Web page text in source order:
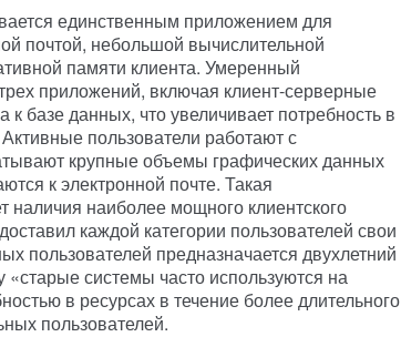
единственным приложением для
почтой, небольшой вычислительной
памяти клиента. Умеренный
приложений, включая клиент-серверные
базе данных, что увеличивает потребность в
пользователи работают с
крупные объемы графических данных
к электронной почте. Такая
наличия наиболее мощного клиентского
каждой категории пользователей свои
пользователей предназначается двухлетний
системы часто используются на
в ресурсах в течение более длительного
пользователей.